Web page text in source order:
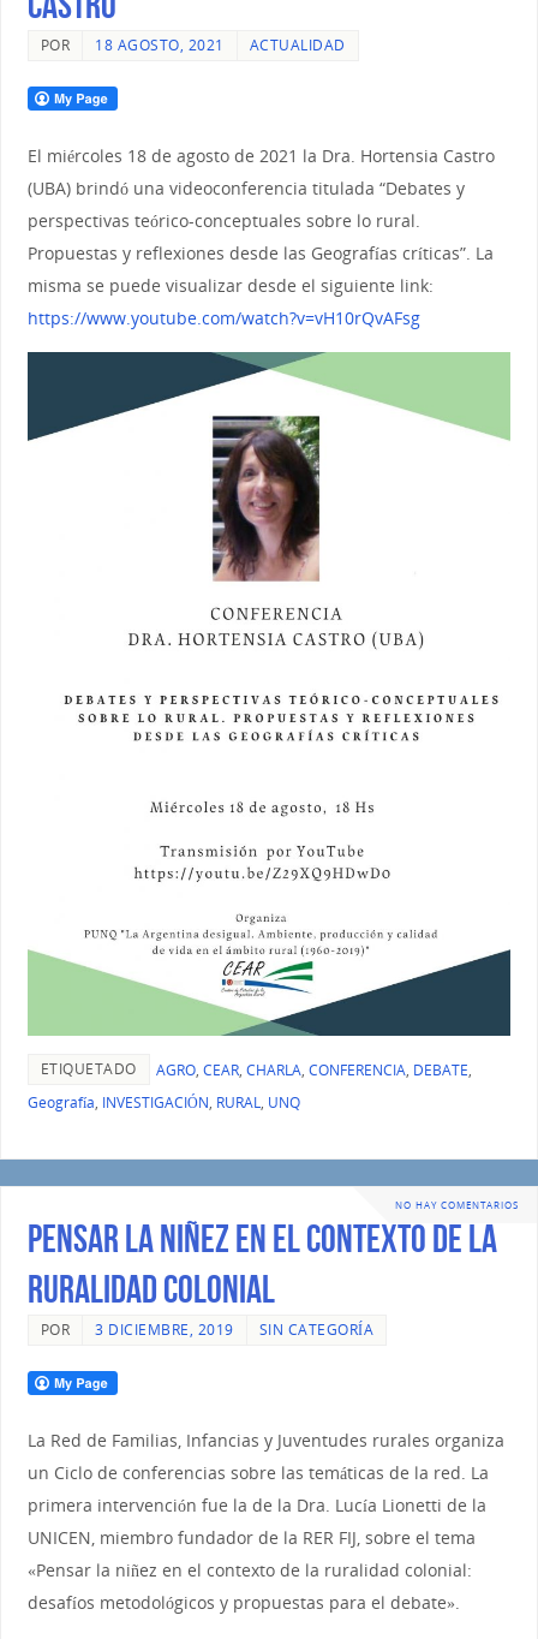
POR 18 AGOSTO, 2021 ACTUALIDAD
El miércoles 18 de agosto de 2021 la Dra. Hortensia Castro
(UBA) brindó una videoconferencia titulada “Debates y
perspectivas teórico-conceptuales sobre lo rural.
Propuestas y reflexiones desde las Geografías críticas”. La
misma se puede visualizar desde el siguiente link:
https://www.youtube.com/watch?v=vH10rQvAFsg
ETIQUETADO AGRO, CEAR, CHARLA, CONFERENCIA, DEBATE,
Geografía, INVESTIGACIÓN, RURAL, UNQ
NO HAY COMENTARIOS
Pensar la niñez en el contexto de la
ruralidad colonial
POR 3 DICIEMBRE, 2019 SIN CATEGORÍA
La Red de Familias, Infancias y Juventudes rurales organiza
un Ciclo de conferencias sobre las temáticas de la red. La
primera intervención fue la de la Dra. Lucía Lionetti de la
UNICEN, miembro fundador de la RER FIJ, sobre el tema
«Pensar la niñez en el contexto de la ruralidad colonial:
desafíos metodológicos y propuestas para el debate».